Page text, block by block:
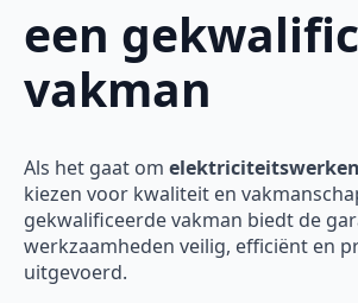
een
vakman
Als het gaat om elektriciteitswerken
kiezen voor kwaliteit en
gekwalificeerde vakman biedt de
werkzaamheden veilig, efficiënt en
uitgevoerd.